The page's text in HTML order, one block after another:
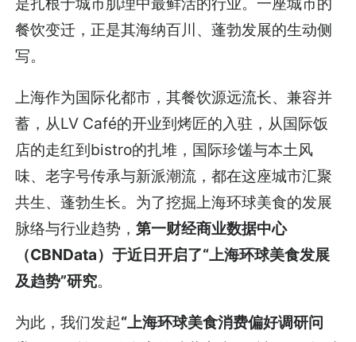
餐饮变迁，正是其海纳百川、蓬勃发展的生动侧
写。
上海作为国际化都市，其餐饮源远流长、兼容并
蓄，从LV Café的开业到烤匠的入驻，从国际饭
店的走红到bistro的扎堆，国际珍馐与本土风
味、老字号传承与新派潮流，都在这座城市汇聚
共生、蓬勃生长。为了挖掘上海环球美食的发展
脉络与行业趋势，第一财经商业数据中心
（CBNData）于近日开启了“上海环球美食发展
及趋势”研究。
为此，我们发起“上海环球美食消费偏好调研问